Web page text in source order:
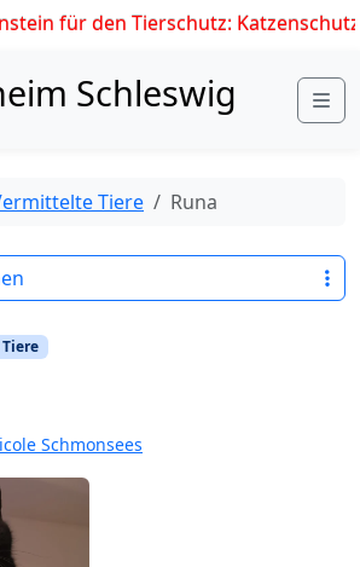
für den Tierschutz:
Schleswig
Tiere Runa
Schmonsees